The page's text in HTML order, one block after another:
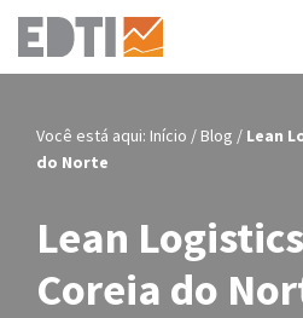
Pular
conteúdo
Você está aqui: Início / Blog / Lean
do Norte
Lean
Coreia do